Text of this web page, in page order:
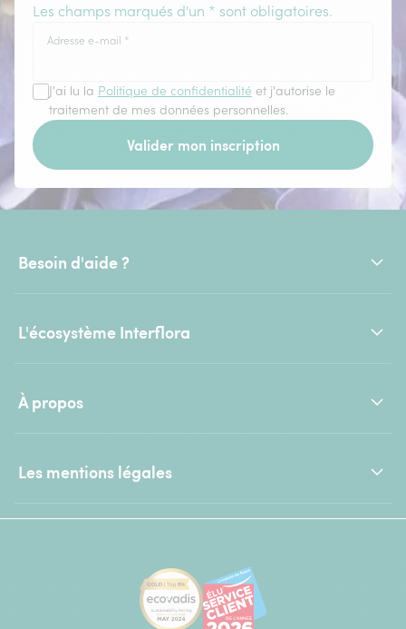
Les champs marqués d'un * sont obligatoires.
Adresse e-mail *
J'ai lu la Politique de confidentialité et j'autorise le
traitement de mes données personnelles.
Valider mon inscription
Besoin d'aide ?
L'écosystème Interflora
À propos
Les mentions légales